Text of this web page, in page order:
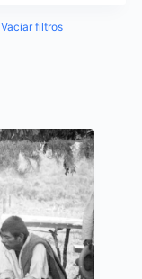
Vaciar filtros